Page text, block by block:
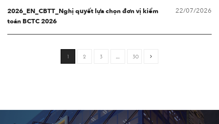
2026_EN_CBTT_Nghị quyết lựa chọn đơn vị kiểm
toán BCTC 2026
22/07/2026
1 2 3 … 30